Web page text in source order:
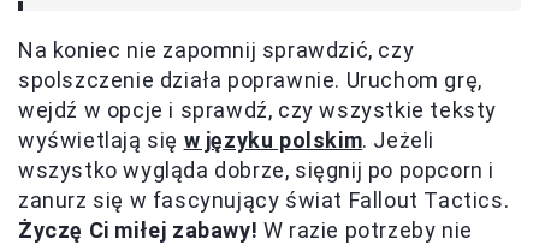
Na koniec nie zapomnij sprawdzić, czy
spolszczenie działa poprawnie. Uruchom grę,
wejdź w opcje i sprawdź, czy wszystkie teksty
wyświetlają się w języku polskim. Jeżeli
wszystko wygląda dobrze, sięgnij po popcorn i
zanurz się w fascynujący świat Fallout Tactics.
Życzę Ci miłej zabawy! W razie potrzeby nie